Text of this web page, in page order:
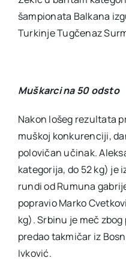
šampionata Balkana
Turkinje Tugčenaz
Muškarci na 50 odsto
Nakon lošeg rezultata
muškoj konkurenciji,
polovičan učinak.
kategorija, do 52 kg) je
rundi od Rumuna
popravio Marko
kg). Srbinu je meč
predao takmičar iz
Ivković.